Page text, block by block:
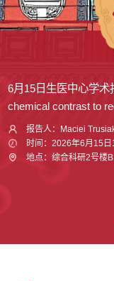
6月15日生医中心学术
chemical contrast to
scattering: broadband
holography on a
label-free high-content
报告人：Maciei
时间：2026年6月15
地点：综合科研2号楼